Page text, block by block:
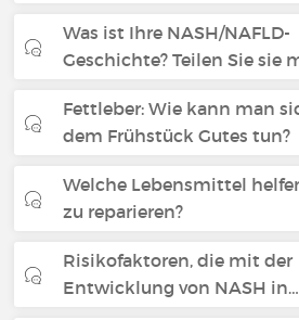
Was ist Ihre NASH/NAFLD-
Geschichte? Teilen Sie sie
Fettleber: Wie kann man
dem Frühstück Gutes tun?
Welche Lebensmittel
zu reparieren?
Risikofaktoren, die mit der
Entwicklung von NASH in…